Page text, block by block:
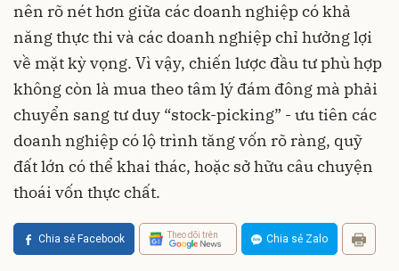
nên rõ nét hơn giữa các doanh nghiệp có khả
năng thực thi và các doanh nghiệp chỉ hưởng lợi
về mặt kỳ vọng. Vì vậy, chiến lược đầu tư phù hợp
không còn là mua theo tâm lý đám đông mà phải
chuyển sang tư duy “stock-picking” - ưu tiên các
doanh nghiệp có lộ trình tăng vốn rõ ràng, quỹ
đất lớn có thể khai thác, hoặc sở hữu câu chuyện
thoái vốn thực chất.
Chia sẻ Facebook Theo dõi trên Chia sẻ Zalo